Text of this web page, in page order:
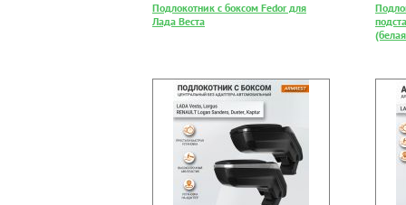
Подлокотник с боксом Fedor для
Лада Веста